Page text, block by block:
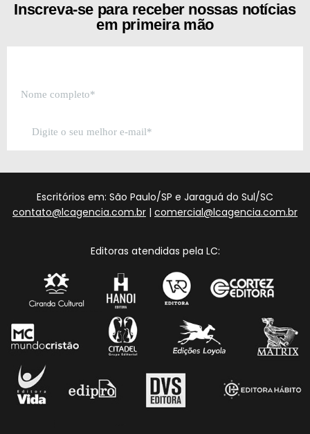
Inscreva-se para receber nossas notícias
em primeira mão
Escritórios em: São Paulo/SP e Jaraguá do Sul/SC
contato@lcagencia.com.br | comercial@lcagencia.com.br
Editoras atendidas pela LC: